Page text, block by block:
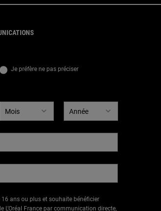
Je préfère ne pas préciser
16 ans ou plus et souhaite bénéficier
L’Oréal France par communication directe,